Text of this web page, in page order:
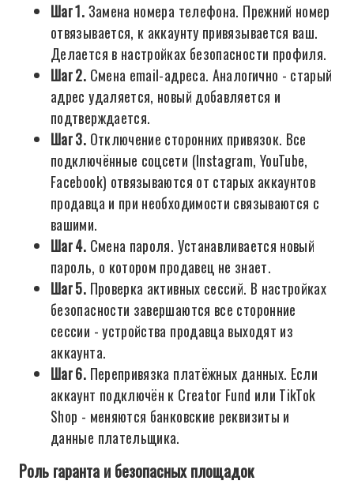
Шаг 1.Замена номера телефона. Прежний номер
отвязывается, к аккаунту привязывается ваш.
Делается в настройках безопасности профиля.
Шаг 2. Смена email-адреса. Аналогично - старый
адрес удаляется, новый добавляется и
подтверждается.
Шаг 3. Отключение сторонних привязок. Все
подключённые соцсети (Instagram, YouTube,
Facebook) отвязываются от старых аккаунтов
продавца и при необходимости связываются с
вашими.
Шаг 4. Смена пароля. Устанавливается новый
пароль, о котором продавец не знает.
Шаг 5. Проверка активных сессий. В настройках
безопасности завершаются все сторонние
сессии - устройства продавца выходят из
аккаунта.
Шаг 6. Перепривязка платёжных данных. Если
аккаунт подключён к Creator Fund или TikTok
Shop - меняются банковские реквизиты и
данные плательщика.
Роль гаранта и безопасных площадок